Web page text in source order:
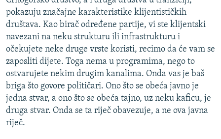
pokazuju značajne karakteristike klijentističkih
društava. Kao birač određene partije, vi ste klijentski
navezani na neku strukturu ili infrastrukturu i
očekujete neke druge vrste koristi, recimo da će vam se
zaposliti dijete. Toga nema u programima, nego to
ostvarujete nekim drugim kanalima. Onda vas je baš
briga što govore političari. Ono što se obeća javno je
jedna stvar, a ono što se obeća tajno, uz neku kaficu, je
druga stvar. Onda se ta riječ obavezuje, a ne ova javna
riječ.